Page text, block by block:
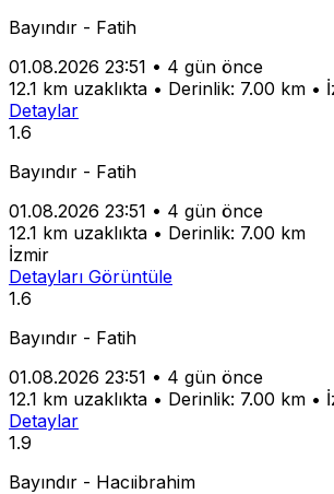
Bayındır - Fatih
01.08.2026 23:51 • 4 gün önce
12.1 km uzaklıkta • Derinlik: 7.00 km •
Detaylar
1.6
Bayındır - Fatih
01.08.2026 23:51 • 4 gün önce
12.1 km uzaklıkta • Derinlik: 7.00 km
İzmir
Detayları Görüntüle
1.6
Bayındır - Fatih
01.08.2026 23:51 • 4 gün önce
12.1 km uzaklıkta • Derinlik: 7.00 km •
Detaylar
1.9
Bayındır - Hacıibrahim